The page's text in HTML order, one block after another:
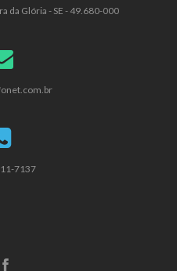
da Glória - SE - 49.680-000
7137